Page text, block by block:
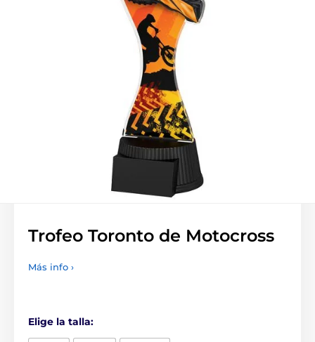
Trofeo Toronto de Motocross
Más info ›
Elige la talla: